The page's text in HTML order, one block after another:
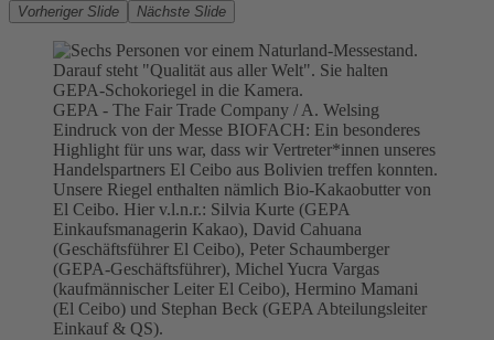
Vorheriger Slide Nächste Slide
GEPA - The Fair Trade Company / A. Welsing
Eindruck von der Messe BIOFACH: Ein besonderes
Highlight für uns war, dass wir Vertreter*innen unseres
Handelspartners El Ceibo aus Bolivien treffen konnten.
Unsere Riegel enthalten nämlich Bio-Kakaobutter von
El Ceibo. Hier v.l.n.r.: Silvia Kurte (GEPA
Einkaufsmanagerin Kakao), David Cahuana
(Geschäftsführer El Ceibo), Peter Schaumberger
(GEPA-Geschäftsführer), Michel Yucra Vargas
(kaufmännischer Leiter El Ceibo), Hermino Mamani
(El Ceibo) und Stephan Beck (GEPA Abteilungsleiter
Einkauf & QS).